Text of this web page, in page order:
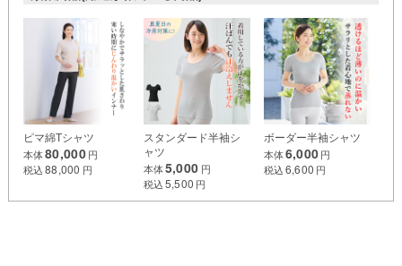
ピマ綿Tシャツ
本体80,000 円
税込 88,000 円
スタンダード半袖シ
ャツ
本体5,000 円
税込 5,500 円
ボーダー半袖シャツ
本体6,000 円
税込 6,600 円